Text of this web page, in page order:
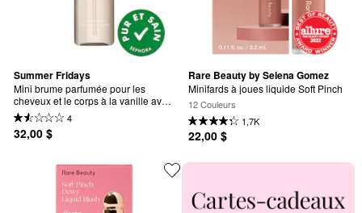
Summer Fridays
Mini brume parfumée pour les
cheveux et le corps à la vanille avec
gâteau à la vanille et ambre
éclatante
4
32,00 $
Rare Beauty by Selena Gomez
Minifards à joues liquide Soft Pinch
12 Couleurs
1,7K
22,00 $